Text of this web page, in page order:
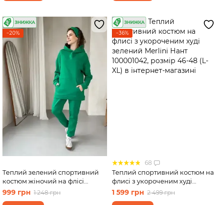
−20%
Теплий зелений спортивний
костюм жіночий на флісі
двійка: худі, спортивні штани
Лекко 100000175, розмір 42-44
999 грн 1 248 грн
−36%
68
Теплий спортивний костюм на
флисі з укороченим худі
зелений Merlini Нант
100001042, розмір 46-48 (L-XL)
1 599 грн 2 499 грн